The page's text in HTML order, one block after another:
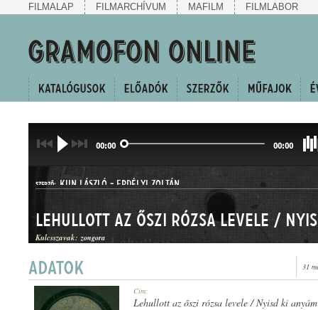
FILMALAP FILMARCHÍVUM MAFILM FILMLABOR
00:00 00:00
SZERZŐ: KUN LÁSZLÓ - ERDÉLYI ZOLTÁN
HALLGATÓ ÉS CSÁRDÁS
Kulcsszavak: zongora
31
Cím:
Lehullott az őszi rózsa levele / Nyisd ki